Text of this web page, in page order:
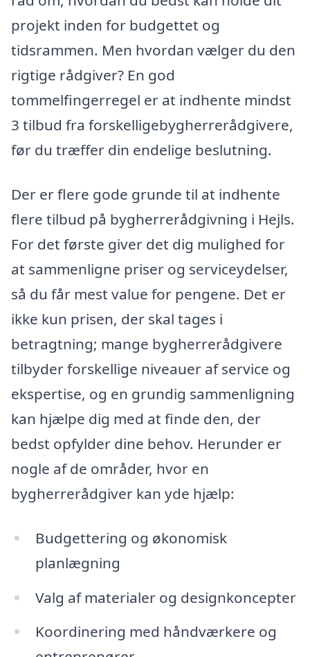
projekt inden for budgettet og
tidsrammen. Men hvordan vælger du den
rigtige rådgiver? En god
tommelfingerregel er at indhente mindst
3 tilbud fra forskelligebygherrerådgivere,
før du træffer din endelige beslutning.
Der er flere gode grunde til at indhente
flere tilbud på bygherrerådgivning i Hejls.
For det første giver det dig mulighed for
at sammenligne priser og serviceydelser,
så du får mest value for pengene. Det er
ikke kun prisen, der skal tages i
betragtning; mange bygherrerådgivere
tilbyder forskellige niveauer af service og
ekspertise, og en grundig sammenligning
kan hjælpe dig med at finde den, der
bedst opfylder dine behov. Herunder er
nogle af de områder, hvor en
bygherrerådgiver kan yde hjælp:
Budgettering og økonomisk
planlægning
Valg af materialer og designkoncepter
Koordinering med håndværkere og